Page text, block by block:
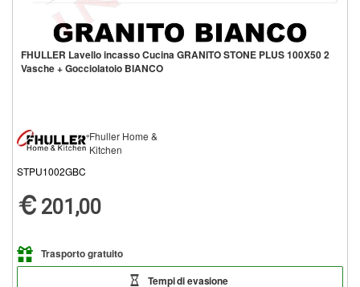
FHULLER Lavello incasso Cucina GRANITO STONE PLUS 100X50 2
Vasche + Gocciolatoio BIANCO
Fhuller Home &
Kitchen
STPU1002GBC
201,00
Trasporto gratuito
Tempi di evasione